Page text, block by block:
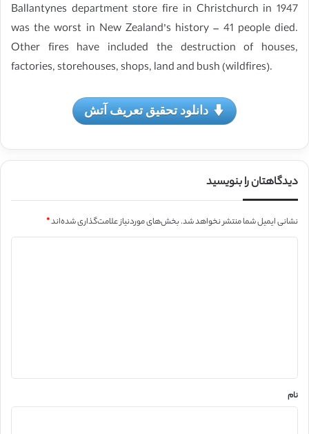
Ballantynes department store fire in Christchurch in 1947
was the worst in New Zealand’s history – 41 people died.
Other fires have included the destruction of houses,
factories, storehouses, shops, land and bush (wildfires).
دانلود تحقیق تعریف آتش
دیدگاهتان را بنویسید
نشانی ایمیل شما منتشر نخواهد شد.بخش‌های موردنیاز علامت‌گذاری شده‌اند*
نام